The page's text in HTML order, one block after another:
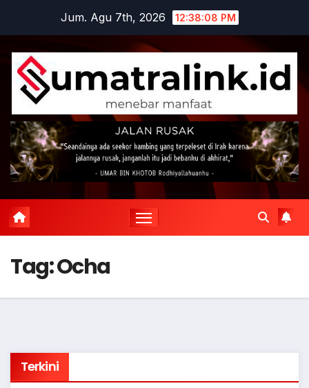
content
Jum. Agu 7th, 2026 12:38:09 PM
Tag:Ocha
Terkini